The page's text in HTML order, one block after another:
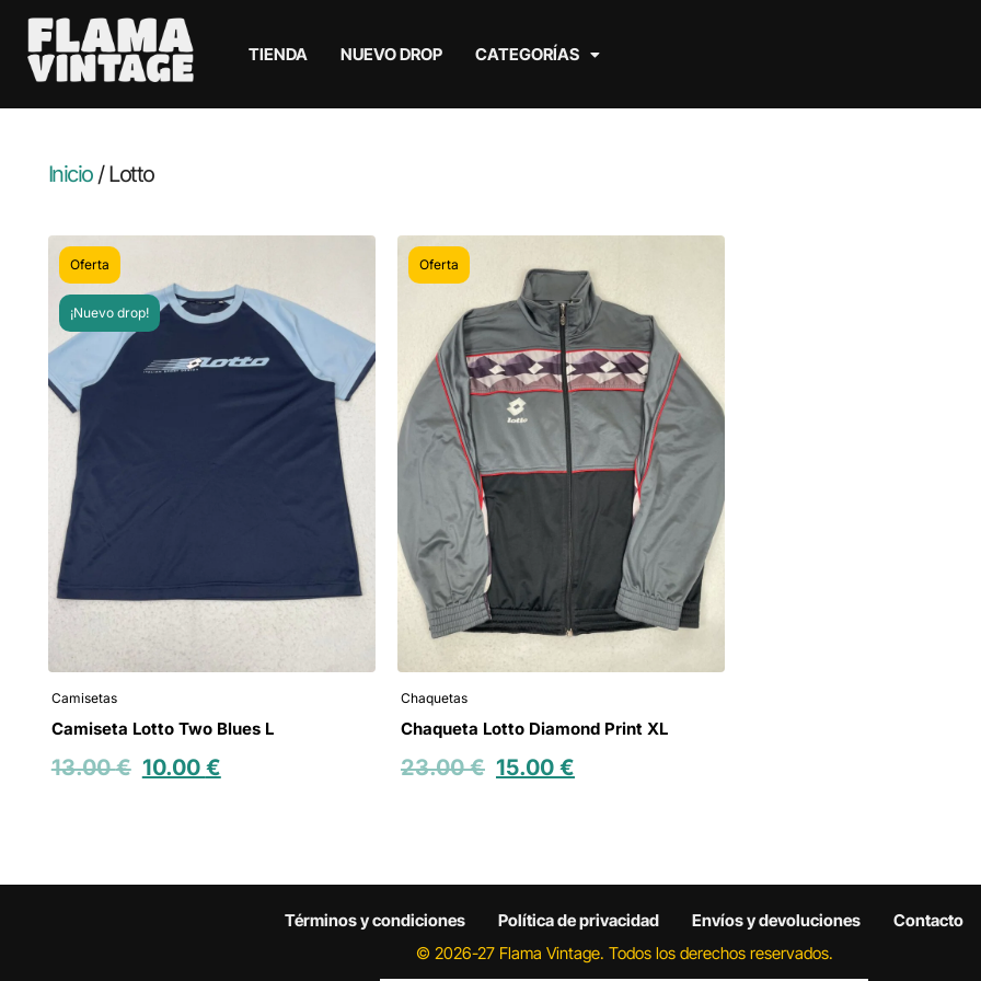
TIENDA NUEVO DROP CATEGORÍAS
Inicio/ Lotto
Oferta
¡Nuevo drop!
Camisetas
Camiseta Lotto Two Blues L
13.00€ 10.00 €
Oferta
Chaquetas
Chaqueta Lotto Diamond Print XL
23.00€ 15.00 €
Términos y condiciones Política de privacidad Envíos y devoluciones
Contacto
© 2026-27 Flama Vintage. Todos los derechos reservados.